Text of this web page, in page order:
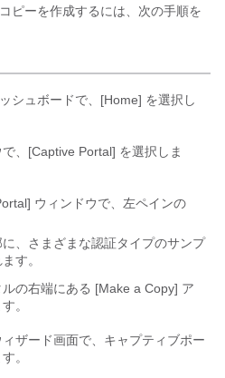
ピーを作成するには、次の手順を
シュボードで、[Home] を選択し
、[Captive Portal] を選択しま
ウィンドウで、左ペインの
、さまざまな認証タイプのサンプ
す。
の右端にある [Make a Copy] ア
。
ザード画面で、キャプティブポー
。